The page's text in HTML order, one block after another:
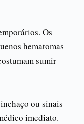
Os
hematomas
sumir
ou sinais
imediato.